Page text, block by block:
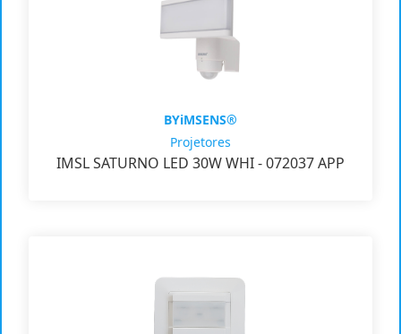
BYiMSENS®
Projetores
IMSL SATURNO LED 30W WHI - 072037 APP